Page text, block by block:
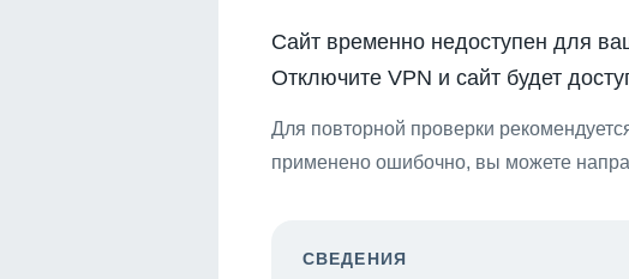
Сайт временно недоступен для
Отключите VPN и сайт будет
Для повторной проверки
применено ошибочно, вы можете
СВЕДЕНИЯ